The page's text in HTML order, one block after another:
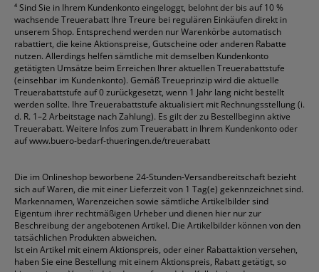
⁴Sind Sie in Ihrem Kundenkonto eingeloggt, belohnt der bis auf 10 %
wachsende Treuerabatt Ihre Treure bei regulären Einkäufen direkt in
unserem Shop. Entsprechend werden nur Warenkörbe automatisch
rabattiert, die keine Aktionspreise, Gutscheine oder anderen Rabatte
nutzen. Allerdings helfen sämtliche mit demselben Kundenkonto
getätigten Umsätze beim Erreichen Ihrer aktuellen Treuerabattstufe
(einsehbar im Kundenkonto). Gemäß Treueprinzip wird die aktuelle
Treuerabattstufe auf 0 zurückgesetzt, wenn 1 Jahr lang nicht bestellt
werden sollte. Ihre Treuerabattstufe aktualisiert mit Rechnungsstellung (i.
d. R. 1–2 Arbeitstage nach Zahlung). Es gilt der zu Bestellbeginn aktive
Treuerabatt. Weitere Infos zum Treuerabatt in Ihrem Kundenkonto oder
aufwww.buero-bedarf-thueringen.de/treuerabatt
Die im Onlineshop beworbene 24-Stunden-Versandbereitschaft bezieht
sich auf Waren, die mit einer Lieferzeit von 1 Tag(e) gekennzeichnet sind.
Markennamen, Warenzeichen sowie sämtliche Artikelbilder sind
Eigentum ihrer rechtmäßigen Urheber und dienen hier nur zur
Beschreibung der angebotenen Artikel. Die Artikelbilder können von den
tatsächlichen Produkten abweichen.
Ist ein Artikel mit einem Aktionspreis, oder einer Rabattaktion versehen,
haben Sie eine Bestellung mit einem Aktionspreis, Rabatt getätigt, so